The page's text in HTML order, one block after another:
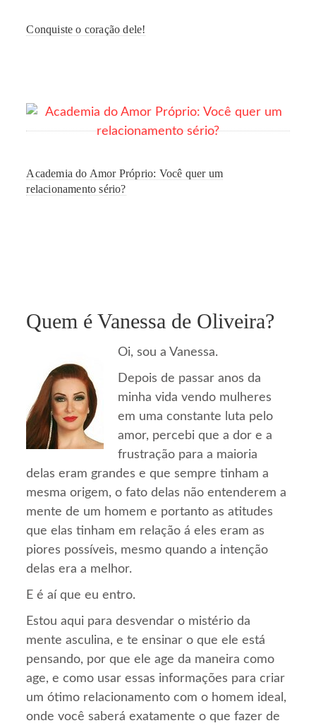
Conquiste o coração dele!
Academia do Amor Próprio: Você quer um
relacionamento sério?
Quem é Vanessa de Oliveira?
Oi, sou a Vanessa.
Depois de passar anos da
minha vida vendo mulheres
em uma constante luta pelo
amor, percebi que a dor e a
frustração para a maioria
delas eram grandes e que sempre tinham a
mesma origem, o fato delas não entenderem a
mente de um homem e portanto as atitudes
que elas tinham em relação á eles eram as
piores possíveis, mesmo quando a intenção
delas era a melhor.
E é aí que eu entro.
Estou aqui para desvendar o mistério da
mente asculina, e te ensinar o que ele está
pensando, por que ele age da maneira como
age, e como usar essas informações para criar
um ótimo relacionamento com o homem ideal,
onde você saberá exatamente o que fazer de